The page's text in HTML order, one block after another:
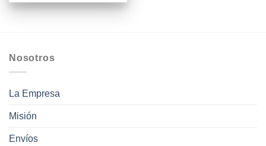
Nosotros
La Empresa
Misión
Envíos